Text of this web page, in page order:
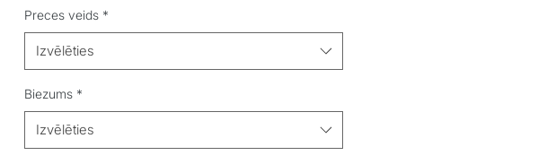
Preces veids *
Izvēlēties
Biezums *
Izvēlēties